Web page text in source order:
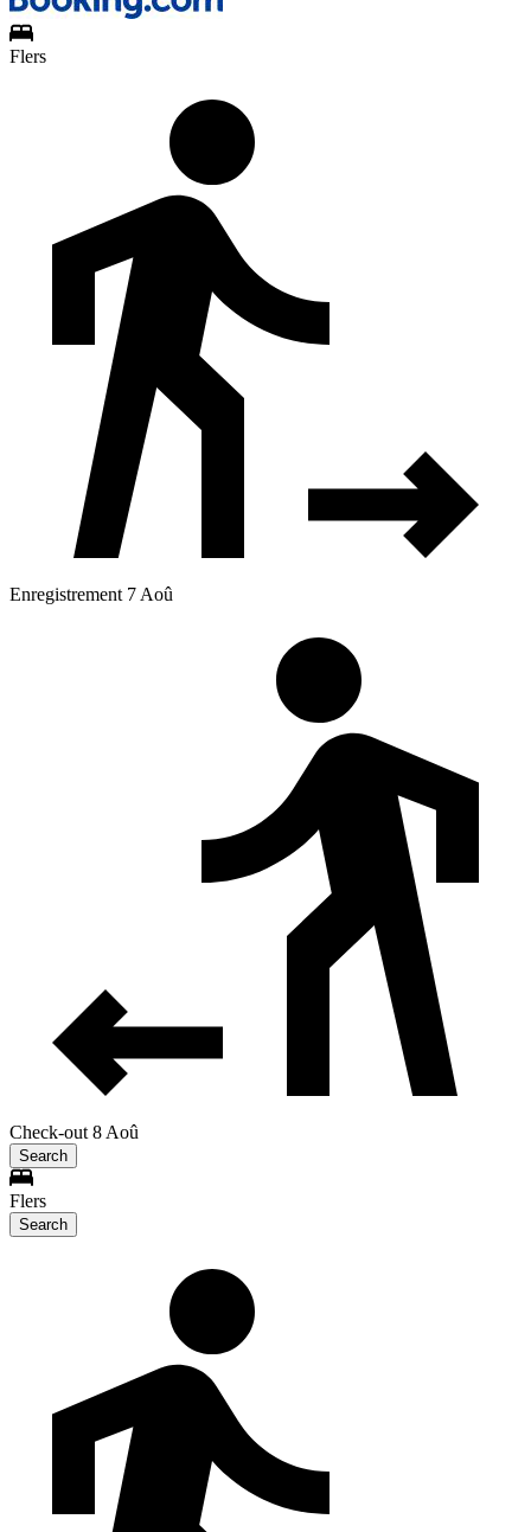
Flers
Enregistrement 7 Aoû
Check-out 8 Aoû
Search
Flers
Search